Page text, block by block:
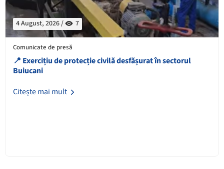
4 August, 2026 / 7
Comunicate de presă
📍 Exercițiu de protecție civilă desfășurat în sectorul
Buiucani
Citește mai mult